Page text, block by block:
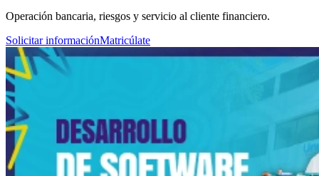
Operación bancaria, riesgos y servicio al cliente financiero.
Solicitar informaciónMatricúlate